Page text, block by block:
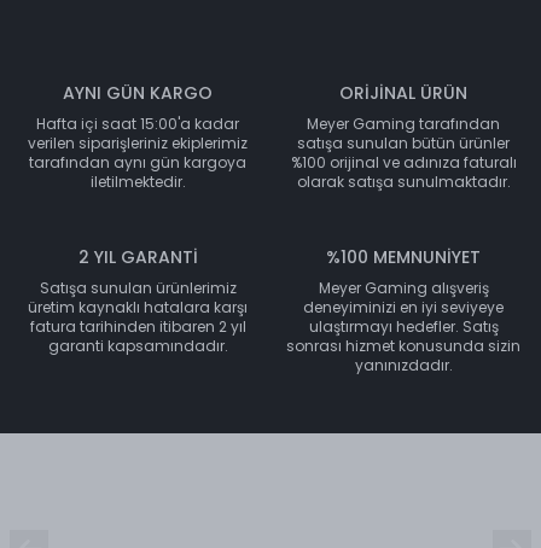
AYNI GÜN KARGO
Hafta içi saat 15:00'a kadar
verilen siparişleriniz ekiplerimiz
tarafından aynı gün kargoya
iletilmektedir.
ORİJİNAL ÜRÜN
Meyer Gaming tarafından
satışa sunulan bütün ürünler
%100 orijinal ve adınıza faturalı
olarak satışa sunulmaktadır.
2 YIL GARANTİ
Satışa sunulan ürünlerimiz
üretim kaynaklı hatalara karşı
fatura tarihinden itibaren 2 yıl
garanti kapsamındadır.
%100 MEMNUNİYET
Meyer Gaming alışveriş
deneyiminizi en iyi seviyeye
ulaştırmayı hedefler. Satış
sonrası hizmet konusunda sizin
yanınızdadır.